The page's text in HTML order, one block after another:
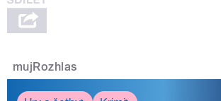
mujRozhlas